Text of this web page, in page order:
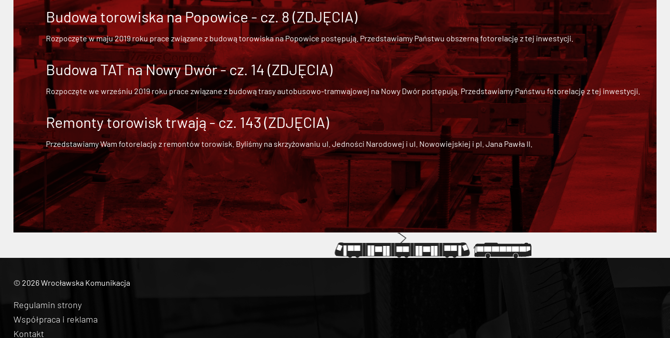
Budowa torowiska na Popowice - cz. 8 (ZDJĘCIA)
Rozpoczęte w maju 2019 roku prace związane z budową torowiska na Popowice postępują. Przedstawiamy Państwu obszerną fotorelację z tej inwestycji.
Budowa TAT na Nowy Dwór - cz. 14 (ZDJĘCIA)
Rozpoczęte we wrześniu 2019 roku prace związane zbudową trasy autobusowo-tramwajowej na Nowy Dwórpostępują. Przedstawiamy Państwu fotorelację z tej inwestycji.
Remonty torowisk trwają - cz. 143 (ZDJĘCIA)
Przedstawiamy Wam fotorelację z remontów torowisk. Byliśmy na skrzyżowaniu ul. Jedności Narodowej i ul. Nowowiejskiej i pl. Jana Pawła II.
© 2026 Wrocławska Komunikacja
Regulamin strony
Współpraca i reklama
Kontakt